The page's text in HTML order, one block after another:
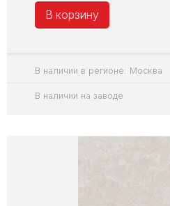
В корзину
В наличии в регионе: Москва
В наличии на заводе